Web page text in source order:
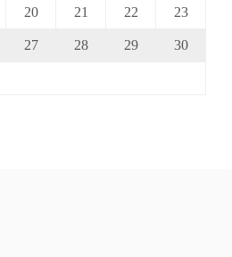
20 21 22 23
27 28 29 30